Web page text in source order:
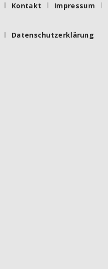
Kontakt Impressum
Datenschutzerklärung